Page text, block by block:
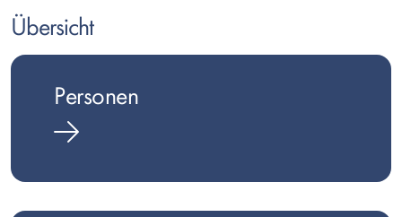
Text
Übersicht
Personen